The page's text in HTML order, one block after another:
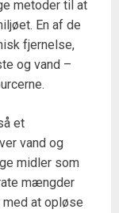
metoder til at
En af de
fjernelse,
og vand –
et
vand og
midler som
mængder
at opløse